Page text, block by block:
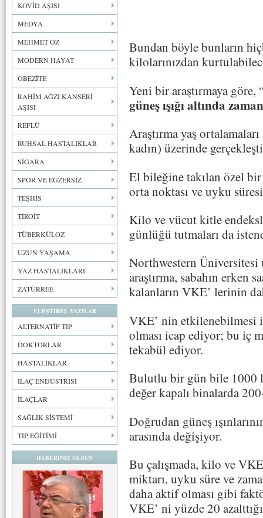
KOVİD AŞISI
MEDYA
MEHMET ÖZ
MODERN HAYAT
OBEZİTE
RAHİM AĞZI KANSERİ
AŞISI
REFLÜ
RUHSAL HASTALIKLAR
SİGARA
SPOR VE EGZERSİZ
TEŞHİS
TİROİT
TÜBERKÜLOZ
UZUN YAŞAMA
YAZ HASTALIKLARI
ZATÜRREE
ELEŞTİREL YAZILAR
ALTERNATİF TIP
DOKTORLAR
HASTALIKLAR
İLAÇ ENDÜSTRİSİ
İLAÇLAR
SAĞLIK SİSTEMİ
TIP EĞİTİMİ
HABERİNİZ OLSUN
Bundan böyle bunların
kilolarınızdan
Yeni bir araştırmaya göre,
güneş ışığı altında
Araştırma yaş
kadın) üzerinde
El bileğine takılan özel
orta noktası ve uyku
Kilo ve vücut kitle
günlüğü tutmaları da
Northwestern Üniversitesi
araştırma, sabahın erken
kalanların VKE’ lerinin
VKE’ nin etkilenebilmesi
olması icap ediyor; bu iç
tekabül ediyor.
Bulutlu bir gün bile 1000
değer kapalı binalarda
Doğrudan güneş
arasında değişiyor.
Bu çalışmada, kilo ve
miktarı, uyku süre ve
daha aktif olması gibi
VKE’ ni yüzde 20